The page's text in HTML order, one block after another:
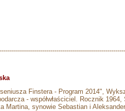
Finstera - Program 2014",
- współwłaściciel. Rocznik
Martina, synowie Sebastian i